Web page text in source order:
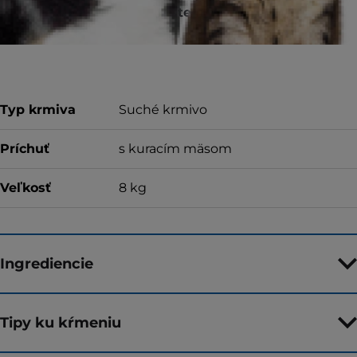
Za kvalitu, konzistenciu a chuť alebo za
vrátenie peňazí
Typ krmiva Suché krmivo
Príchuť s kuracím mäsom
Veľkosť 8 kg
Ingrediencie
Tipy ku kŕmeniu